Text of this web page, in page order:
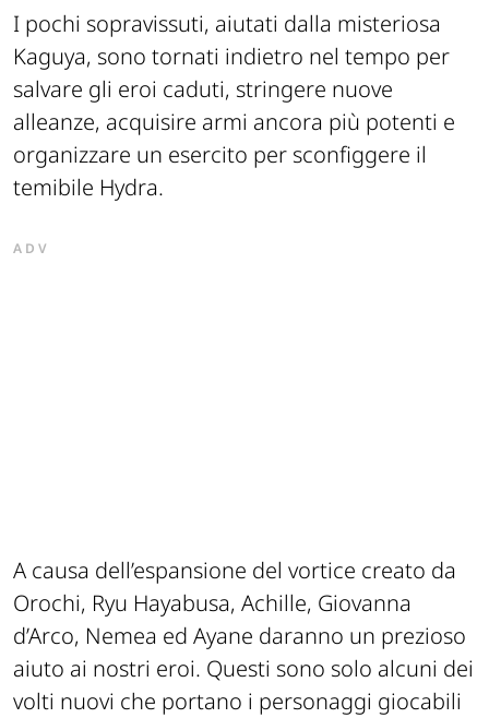
I pochi sopravissuti, aiutati dalla misteriosa
Kaguya, sono tornati indietro nel tempo per
salvare gli eroi caduti, stringere nuove
alleanze, acquisire armi ancora più potenti e
organizzare un esercito per sconfiggere il
temibile Hydra.
ADV
A causa dell’espansione del vortice creato da
Orochi, Ryu Hayabusa, Achille, Giovanna
d’Arco, Nemea ed Ayane daranno un prezioso
aiuto ai nostri eroi. Questi sono solo alcuni dei
volti nuovi che portano i personaggi giocabili